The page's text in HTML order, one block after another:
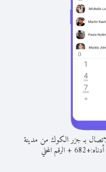
بـ جزر الكوك من مدينة
+
682
+الرقم المحلي